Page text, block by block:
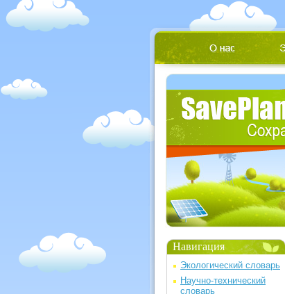
Навигация
Экологический словарь
Научно-технический
словарь